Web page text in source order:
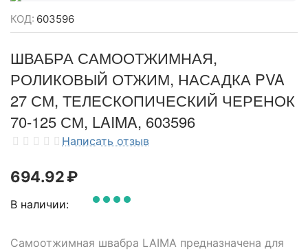
КОД: 603596
ШВАБРА САМООТЖИМНАЯ,
РОЛИКОВЫЙ ОТЖИМ, НАСАДКА PVA
27 СМ, ТЕЛЕСКОПИЧЕСКИЙ ЧЕРЕНОК
70-125 СМ, LAIMA, 603596
Написать отзыв
694.92₽
В наличии:
Самоотжимная швабра LAIMA предназначена для